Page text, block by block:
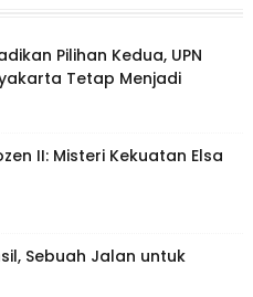
Pilihan Kedua, UPN
Tetap Menjadi
II: Misteri Kekuatan Elsa
Sebuah Jalan untuk